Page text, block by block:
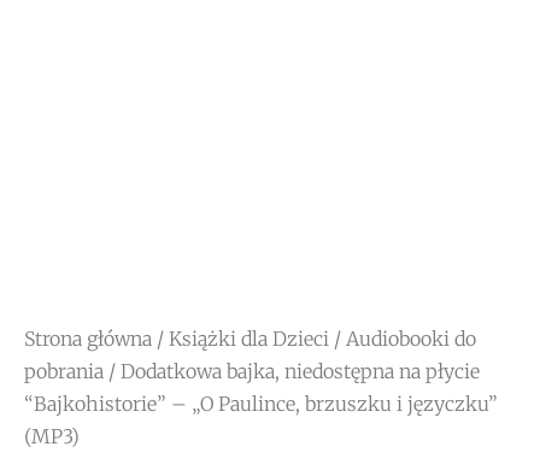
Strona główna / Książki dla Dzieci / Audiobooki do
pobrania / Dodatkowa bajka, niedostępna na płycie
“Bajkohistorie” – „O Paulince, brzuszku i języczku”
(MP3)